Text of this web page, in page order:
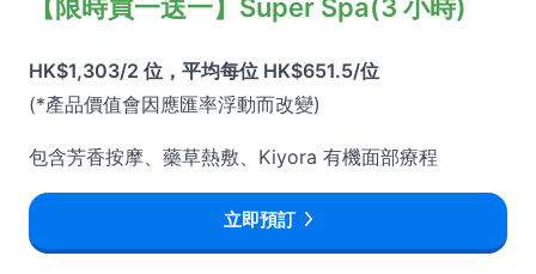
【限時買一送一】Super Spa(3 小時)
HK$1,303/2 位，平均每位 HK$651.5/位
(*產品價值會因應匯率浮動而改變)
包含芳香按摩、藥草熱敷、Kiyora 有機面部療程
立即預訂